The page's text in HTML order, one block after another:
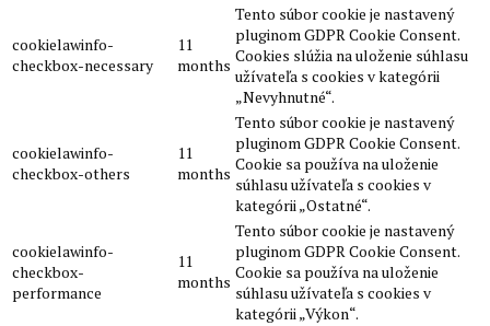
cookielawinfo-
checkbox-necessary
11
months
Tento súbor cookie je nastavený
pluginom GDPR Cookie Consent.
Cookies slúžia na uloženie súhlasu
užívateľa s cookies v kategórii
„Nevyhnutné“.
cookielawinfo-
checkbox-others
11
months
Tento súbor cookie je nastavený
pluginom GDPR Cookie Consent.
Cookie sa používa na uloženie
súhlasu užívateľa s cookies v
kategórii „Ostatné“.
cookielawinfo-
checkbox-
performance
11
months
Tento súbor cookie je nastavený
pluginom GDPR Cookie Consent.
Cookie sa používa na uloženie
súhlasu užívateľa s cookies v
kategórii „Výkon“.